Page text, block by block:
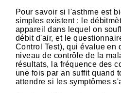
Pour savoir si l'asthme est
simples existent : le
appareil dans lequel on
débit d'air, et le
Control Test), qui évalue en
niveau de contrôle de la
résultats, la fréquence des
une fois par an suffit quand
attendre si les symptômes